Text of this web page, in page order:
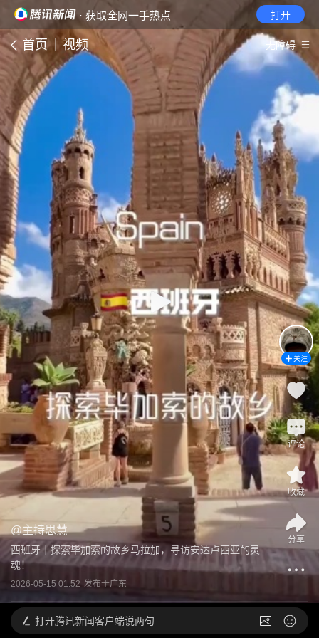
· 获取全网一手热点 打开
首页 视频 无障碍
@主持思慧
西班牙｜探索毕加索的故乡马拉加，寻访安达卢西亚的灵
魂！
2026-05-15 01:52 发布于广东
关注
评论
收藏
分享
打开腾讯新闻客户端说两句